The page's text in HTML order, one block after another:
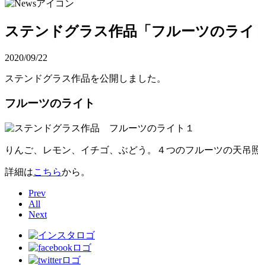
ステンドグラス作品「フルーツのラ
2020/09/22
ステンドグラス作品を公開しました。
フルーツのライト
りんご、レモン、イチゴ、ぶどう。４つのフルーツの天吊
詳細はこちらから。
Prev
All
Next